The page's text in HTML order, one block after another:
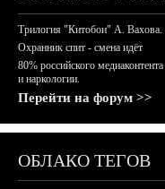
Трилогия "Китобои" А. Вахова.
Охранник спит - смена идёт
80% российского
и наркологии.
Перейти на форум >>
ОБЛАКО ТЕГОВ